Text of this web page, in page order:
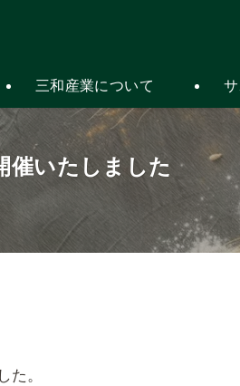
三和産業について
催いたしました
た。